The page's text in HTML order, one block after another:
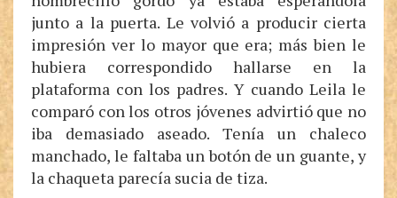
junto a la puerta. Le volvió a producir cierta
impresión ver lo mayor que era; más bien le
hubiera correspondido hallarse en la
plataforma con los padres. Y cuando Leila le
comparó con los otros jóvenes advirtió que no
iba demasiado aseado. Tenía un chaleco
manchado, le faltaba un botón de un guante, y
la chaqueta parecía sucia de tiza.